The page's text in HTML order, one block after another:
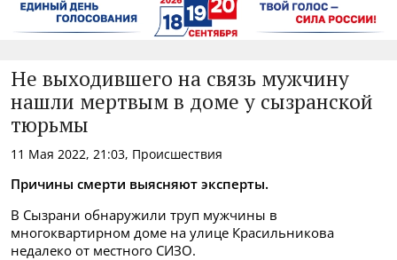
Не выходившего на связь мужчину
нашли мертвым в доме у сызранской
тюрьмы
11 Мая 2022, 21:03, Происшествия
Причины смерти выясняют эксперты.
В Сызрани обнаружили труп мужчины в
многоквартирном доме на улице Красильникова
недалеко от местного СИЗО.